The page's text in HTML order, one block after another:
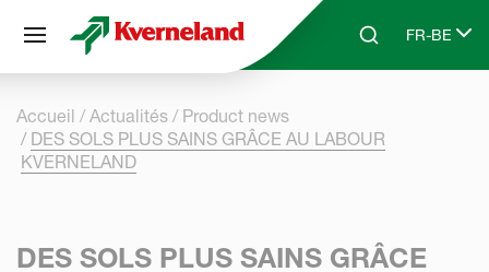
Skip to main content
SearchFR-BE
Select
Accueil Actualités
Product news
DES SOLS PLUS SAINS GRÂCE AU LABOUR
KVERNELAND
DES SOLS PLUS SAINS GRÂCE
Panneau de gestion des cookies